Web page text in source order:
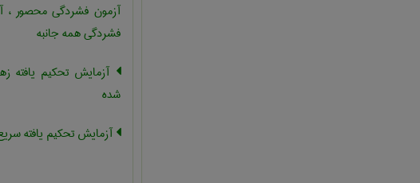
آزمون فشردگی محصور ،
فشردگی همه جانبه
آزمایش تحکیم یافته
شده
آزمایش تحکیم یافته